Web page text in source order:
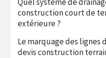
construction court de
extérieure ?
Le marquage des lignes
devis construction